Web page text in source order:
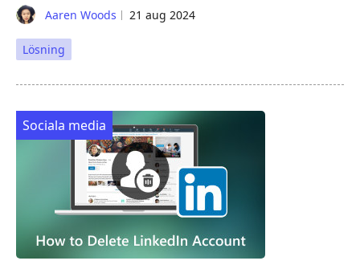
Aaren Woods 21 aug 2024
Lösning
Sociala media